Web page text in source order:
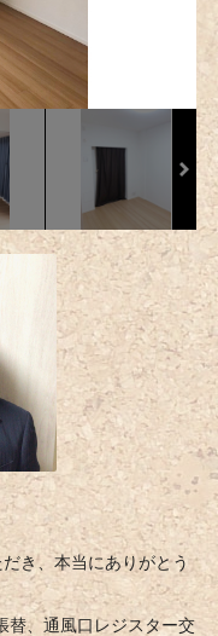
き、本当にありがとう
替、通風口レジスター交